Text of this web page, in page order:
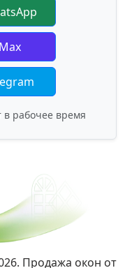
в рабочее время
Продажа окон от